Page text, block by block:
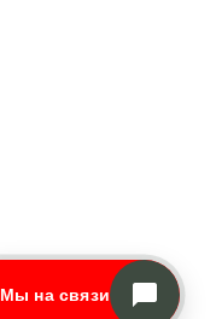
Мы на связи